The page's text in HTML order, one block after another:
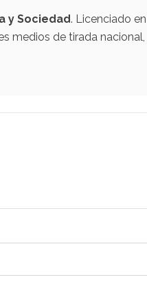
y Sociedad. Licenciado
medios de tirada